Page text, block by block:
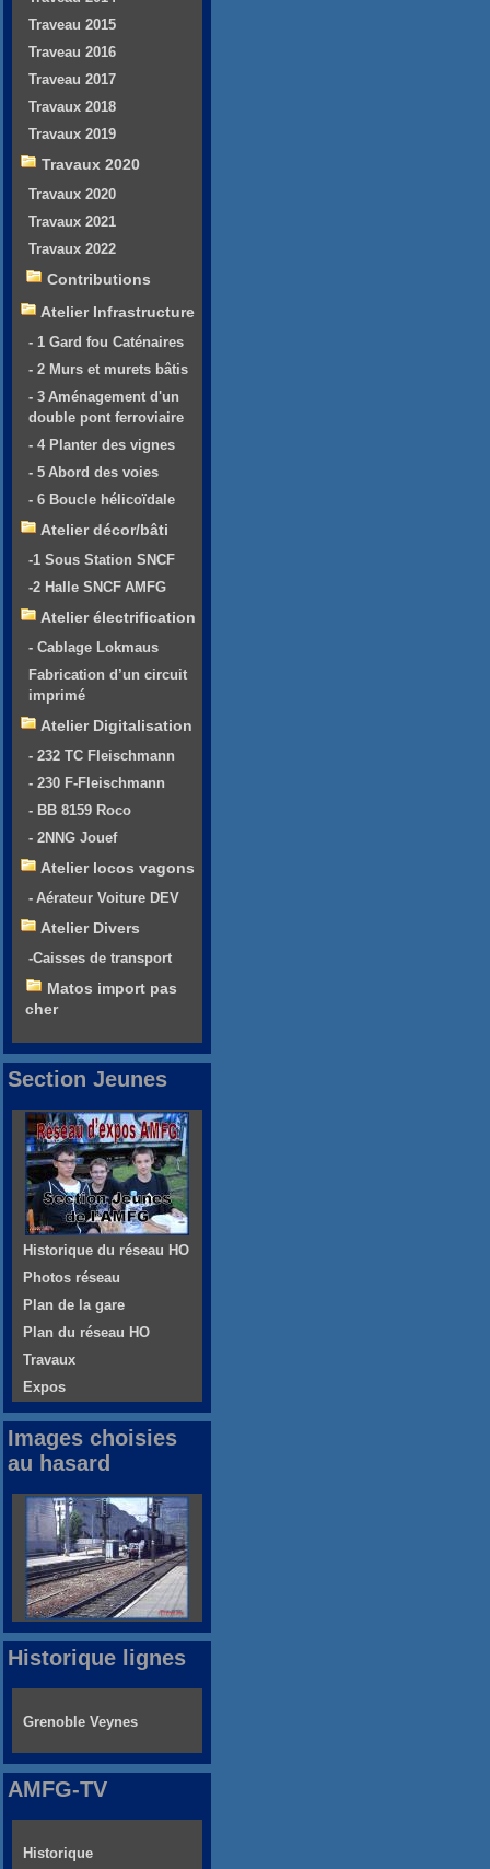
Traveau 2015
Traveau 2016
Traveau 2017
Travaux 2018
Travaux 2019
Travaux 2020
Travaux 2020
Travaux 2021
Travaux 2022
Contributions
Atelier Infrastructure
- 1 Gard fou Caténaires
- 2 Murs et murets bâtis
- 3 Aménagement d'un
double pont ferroviaire
- 4 Planter des vignes
- 5 Abord des voies
- 6 Boucle hélicoïdale
Atelier décor/bâti
-1 Sous Station SNCF
-2 Halle SNCF AMFG
Atelier électrification
- Cablage Lokmaus
Fabrication d’un circuit
imprimé
Atelier Digitalisation
- 232 TC Fleischmann
- 230 F-Fleischmann
- BB 8159 Roco
- 2NNG Jouef
Atelier locos vagons
- Aérateur Voiture DEV
Atelier Divers
-Caisses de transport
Matos import pas
cher
Section Jeunes
Historique du réseau HO
Photos réseau
Plan de la gare
Plan du réseau HO
Travaux
Expos
Images choisies
au hasard
Historique lignes
Grenoble Veynes
AMFG-TV
Historique